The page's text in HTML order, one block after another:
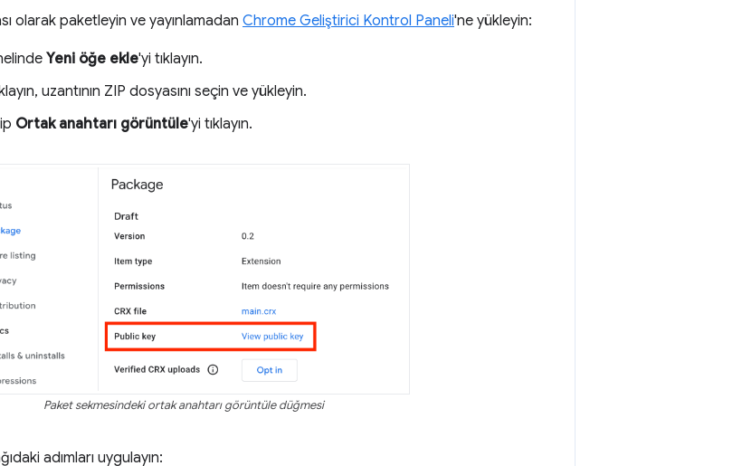
olarak paketleyin ve yayınlamadan Chrome Geliştirici Kontrol Paneli'ne yükleyin:
Yeni öğe ekle'yi tıklayın.
uzantının ZIP dosyasını seçin ve yükleyin.
Ortak anahtarı görüntüle'yi tıklayın.
Paket sekmesindeki ortak anahtarı görüntüle düğmesi
adımları uygulayın: